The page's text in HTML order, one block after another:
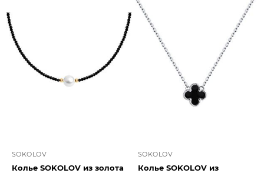
SOKOLOV
Колье SOKOLOV из золота
SOKOLOV
Колье SOKOLOV из